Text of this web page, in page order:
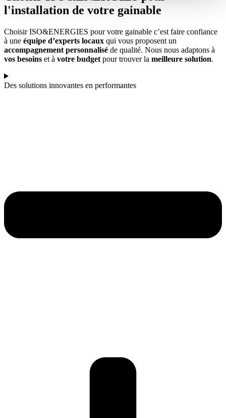
l'installation de votre gainable
Choisir ISO&ENERGIES pour votre gainable c’est faire confiance
à une équipe d’experts locaux qui vous proposent un
accompagnement personnalisé de qualité. Nous nous adaptons à
vos besoins et à votre budget pour trouver la meilleure solution.
Des solutions innovantes en performantes